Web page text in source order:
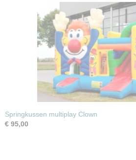
Springkussen multiplay Clown
€ 95,00